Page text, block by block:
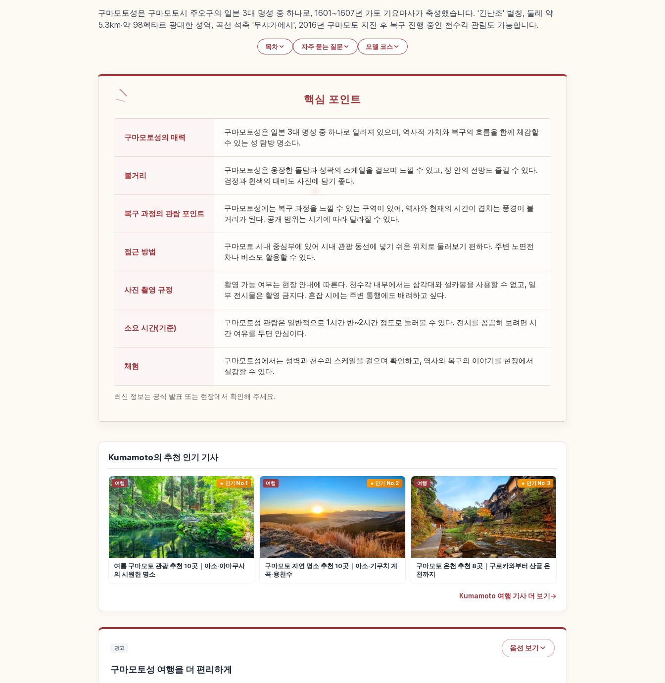
구마모토성은 구마모토시 주오구의 일본 3대 명성 중 하나로, 1601~1607년 가토 기요마사가 축성했습니다. '긴난조' 별칭, 둘레 약
5.3km·약 98헥타르 광대한 성역, 곡선 석축 '무샤가에시', 2016년 구마모토 지진 후 복구 진행 중인 천수각 관람도 가능합니다.
목차 자주 묻는 질문 모델 코스
핵심 포인트
구마모토성의 매력
구마모토성은 일본 3대 명성 중 하나로 알려져 있으며, 역사적 가치와 복구의 흐름을 함께 체감할
수 있는 성 탐방 명소다.
볼거리
구마모토성은 웅장한 돌담과 성곽의 스케일을 걸으며 느낄 수 있고, 성 안의 전망도 즐길 수 있다.
검정과 흰색의 대비도 사진에 담기 좋다.
복구 과정의 관람 포인트
구마모토성에는 복구 과정을 느낄 수 있는 구역이 있어, 역사와 현재의 시간이 겹치는 풍경이 볼
거리가 된다. 공개 범위는 시기에 따라 달라질 수 있다.
접근 방법
구마모토 시내 중심부에 있어 시내 관광 동선에 넣기 쉬운 위치로 둘러보기 편하다. 주변 노면전
차나 버스도 활용할 수 있다.
사진 촬영 규정
촬영 가능 여부는 현장 안내에 따른다. 천수각 내부에서는 삼각대와 셀카봉을 사용할 수 없고, 일
부 전시물은 촬영 금지다. 혼잡 시에는 주변 통행에도 배려하고 싶다.
소요 시간(기준)
구마모토성 관람은 일반적으로 1시간 반~2시간 정도로 둘러볼 수 있다. 전시를 꼼꼼히 보려면 시
간 여유를 두면 안심이다.
체험
구마모토성에서는 성벽과 천수의 스케일을 걸으며 확인하고, 역사와 복구의 이야기를 현장에서
실감할 수 있다.
최신 정보는 공식 발표 또는 현장에서 확인해 주세요.
Kumamoto의 추천 인기 기사
여행 인기 No.1
여름 구마모토 관광 추천 10곳｜아소·아마쿠사
의 시원한 명소
여행 인기 No.2
구마모토 자연 명소 추천 10곳｜아소·기쿠치 계
곡·용천수
여행 인기 No.3
구마모토 온천 추천 8곳｜구로카와부터 산골 온
천까지
Kumamoto 여행 기사 더 보기 →
광고 옵션 보기
구마모토성 여행을 더 편리하게